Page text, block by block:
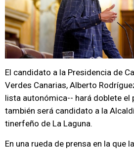
El candidato a la Presidencia de
Verdes Canarias, Alberto
lista autonómica-- hará doblete el
también será candidato a la
tinerfeño de La Laguna.
En una rueda de prensa en la que